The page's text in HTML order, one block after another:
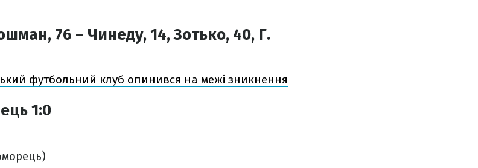
76 – Чинеду, 14, Зотько, 40, Г.
футбольний клуб опинився на межі зникнення
1:0